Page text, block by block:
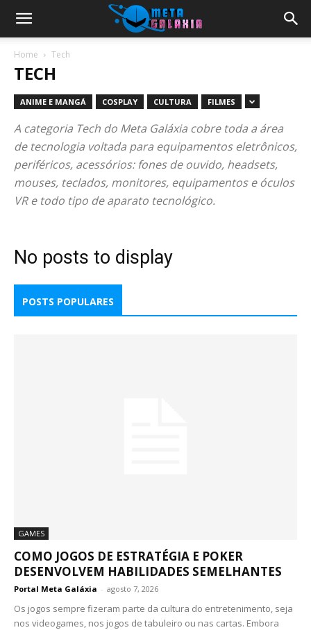
Home Tech
TECH
ANIME E MANGÁ COSPLAY CULTURA FILMES
A categoria Tech do Meta Galáxia cobre toda a área
de tecnologia voltada para equipamentos eletrônicos,
periféricos, acessórios: fones de ouvido, headsets,
mouses, teclados, monitores, equipamentos e óculos
VR e todo tipo de aparato tecnológico.
No posts to display
POSTS POPULARES
GAMES
COMO JOGOS DE ESTRATÉGIA E POKER
DESENVOLVEM HABILIDADES SEMELHANTES
Portal Meta Galáxia - agosto 7, 2026
Os jogos sempre fizeram parte da cultura do entretenimento, seja
nos videogames, nos jogos de tabuleiro ou nas cartas. Embora